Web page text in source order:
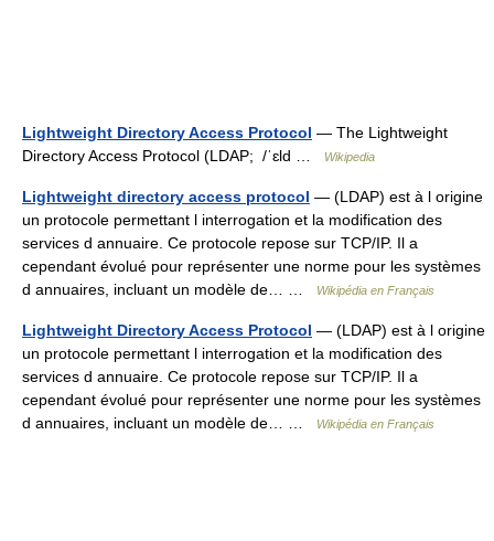
Lightweight Directory Access Protocol — The Lightweight
Directory Access Protocol (LDAP; /ˈɛld …
Wikipedia
Lightweight directory access protocol — (LDAP) est à l origine
un protocole permettant l interrogation et la modification des
services d annuaire. Ce protocole repose sur TCP/IP. Il a
cependant évolué pour représenter une norme pour les systèmes
d annuaires, incluant un modèle de… …
Wikipédia en Français
Lightweight Directory Access Protocol — (LDAP) est à l origine
un protocole permettant l interrogation et la modification des
services d annuaire. Ce protocole repose sur TCP/IP. Il a
cependant évolué pour représenter une norme pour les systèmes
d annuaires, incluant un modèle de… …
Wikipédia en Français